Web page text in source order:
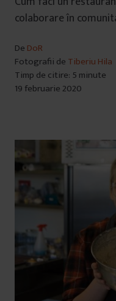
colaborare în
De DoR
Fotografii de Tiberiu Hila
Timp de citire: 5 minute
19 februarie 2020